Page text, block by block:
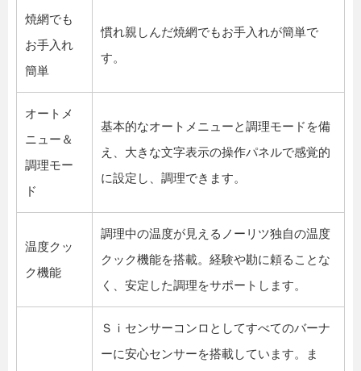
焼網でも
お手入れ
簡単
慣れ親しんだ焼網でもお手入れが簡単で
す。
オートメ
ニュー＆
調理モー
ド
基本的なオートメニューと調理モードを備
え、大きな文字表示の操作パネルで感覚的
に設定し、調理できます。
温度クッ
ク機能
調理中の温度が見えるノーリツ独自の温度
クック機能を搭載。経験や勘に頼ることな
く、安定した調理をサポートします。
Ｓｉセンサーコンロとしてすべてのバーナ
ーに安心センサーを搭載しています。ま